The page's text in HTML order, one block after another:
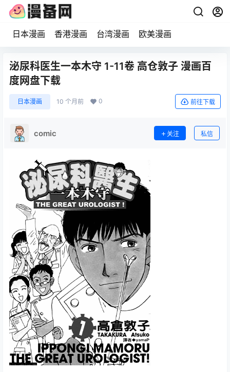
日本漫画 香港漫画 台湾漫画 欧美漫画
泌尿科医生一本木守 1-11卷 高仓敦子 漫画百
度网盘下载
日本漫画 10 个月前 0 前往下载
comic 关注 私信